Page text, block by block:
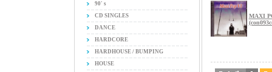
90' s
CD SINGLES
DANCE
HARDCORE
HARDHOUSE / BUMPING
HOUSE
MAXI